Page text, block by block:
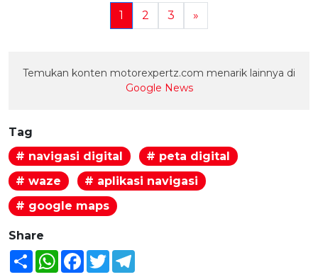
1 2 3 »
Temukan konten motorexpertz.com menarik lainnya di
Google News
Tag
# navigasi digital
# peta digital
# waze
# aplikasi navigasi
# google maps
Share
Share WhatsAppFacebook
Twitter